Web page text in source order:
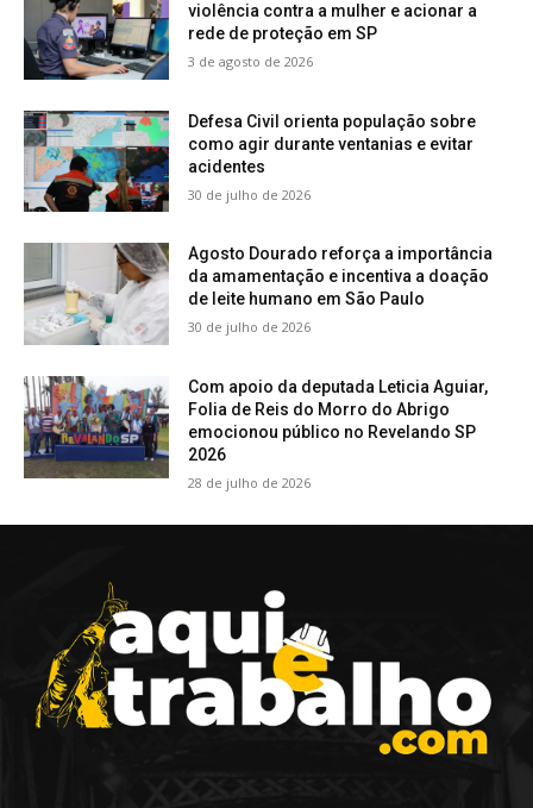
violência contra a mulher e acionar a
rede de proteção em SP
3 de agosto de 2026
Defesa Civil orienta população sobre
como agir durante ventanias e evitar
acidentes
30 de julho de 2026
Agosto Dourado reforça a importância
da amamentação e incentiva a doação
de leite humano em São Paulo
30 de julho de 2026
Com apoio da deputada Leticia Aguiar,
Folia de Reis do Morro do Abrigo
emocionou público no Revelando SP
2026
28 de julho de 2026